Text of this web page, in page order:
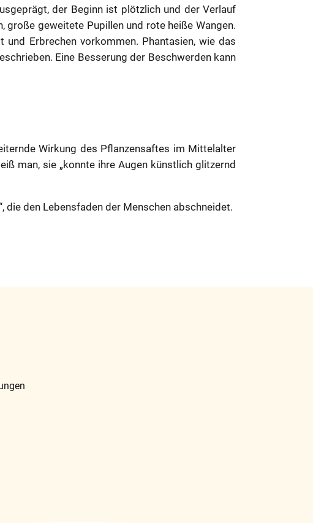
der Beginn ist plötzlich und der Verlauf
große geweitete Pupillen und rote heiße Wangen.
und Erbrechen vorkommen. Phantasien, wie das
Eine Besserung der Beschwerden kann
Wirkung des Pflanzensaftes im Mittelalter
man, sie „konnte ihre Augen künstlich glitzernd
die den Lebensfaden der Menschen abschneidet.